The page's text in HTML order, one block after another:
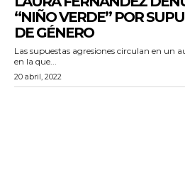
“NIÑO VERDE” POR
DE GÉNERO
Las supuestas agresiones circulan en un
en la que...
20 abril, 2022